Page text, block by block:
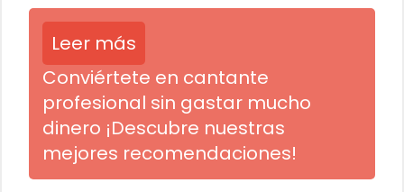
Leer más
Conviértete en cantante
profesional sin gastar mucho
dinero ¡Descubre nuestras
mejores recomendaciones!